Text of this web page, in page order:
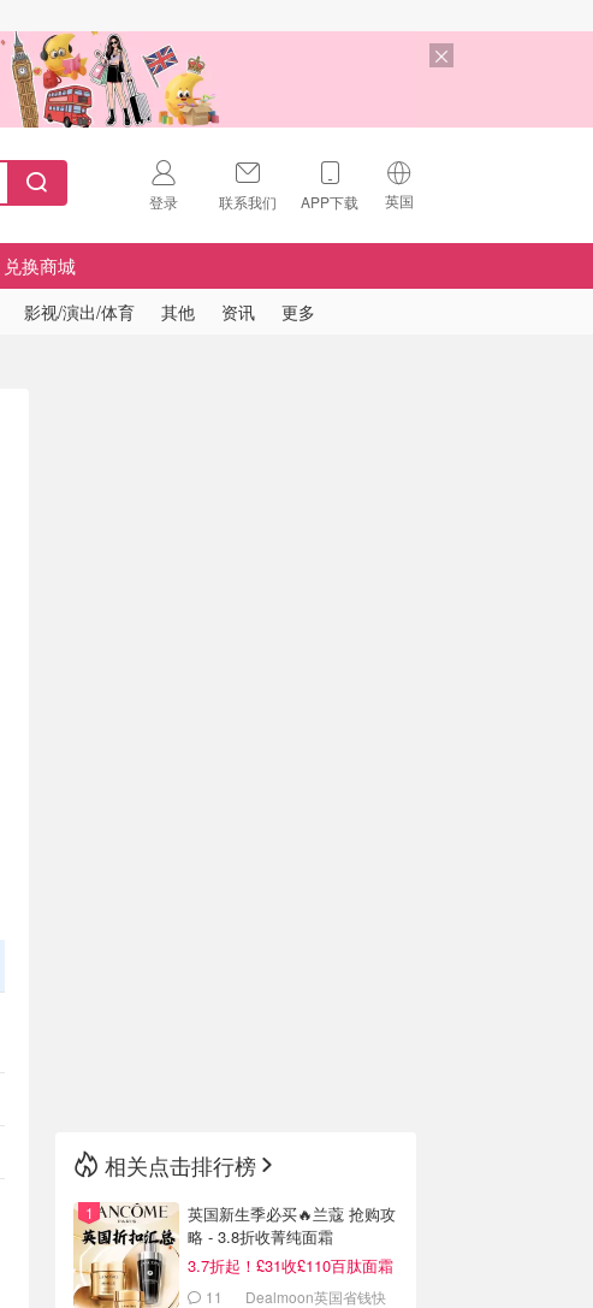
登录 联系我们 APP下载 英国
🇺🇸
🇨🇳
中国
兑换商城
影视/演出/体育 其他 资讯 更多
相关点击排行榜
英国新生季必买🔥兰蔻 抢购攻
略 - 3.8折收菁纯面霜
3.7折起！£31收£110百肽面霜
套装
11
Dealmoon英国省钱快